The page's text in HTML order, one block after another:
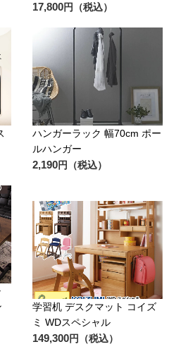
17,800円（税込）
ハンガーラック 幅70cm ポー
ルハンガー
2,190円（税込）
学習机 デスクマット コイズ
ミ WDスペシャル
149,300円（税込）